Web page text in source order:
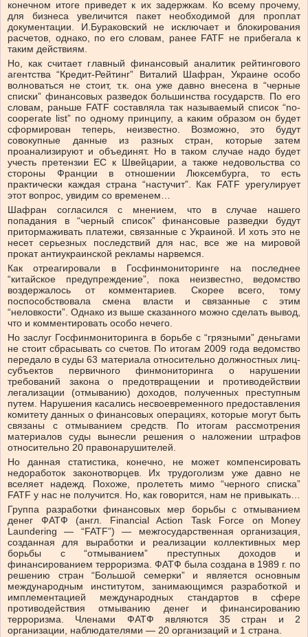
конечном итоге приведет к их задержкам. Ко всему прочему,
для бизнеса увеличится пакет необходимой для проплат
документации. И.Бураковский не исключает и блокирования
расчетов, однако, по его словам, ранее FATF не прибегала к
таким действиям.
Но, как считает главный финансовый аналитик рейтингового
агентства “Кредит-Рейтинг” Виталий Шафран, Украине особо
волноваться не стоит, т.к. она уже давно внесена в “черные
списки” финансовых разведок большинства государств. По его
словам, раньше FATF составляла так называемый список “no-
cooperate list” по одному принципу, а каким образом он будет
сформирован теперь, неизвестно. Возможно, это будут
совокупные данные из разных стран, которые затем
проанализируют и объединят. Но в таком случае надо будет
учесть претензии ЕС к Швейцарии, а также недовольства со
стороны Франции в отношении Люксембурга, то есть
практически каждая страна “настучит”. Как FATF урегулирует
этот вопрос, увидим со временем…
Шафран согласился с мнением, что в случае нашего
попадания в “черный список” финансовые разведки будут
притормаживать платежи, связанные с Украиной. И хоть это не
несет серьезных последствий для нас, все же на мировой
прокат антиукраинской рекламы нарвемся.
Как отреагировали в Госфинмониторинге на последнее
“китайское предупреждение”, пока неизвестно, ведомство
воздержалось от комментариев. Скорее всего, тому
поспособствовала смена власти и связанные с этим
“неловкости”. Однако из выше сказанного можно сделать вывод,
что и комментировать особо нечего.
Но заслуг Госфинмониторинга в борьбе с “грязными” деньгами
не стоит сбрасывать со счетов. По итогам 2009 года ведомство
передало в суды 63 материала относительно должностных лиц-
субъектов первичного финмониторинга о нарушении
требований закона о предотвращении и противодействии
легализации (отмыванию) доходов, полученных преступным
путем. Нарушения касались несвоевременного предоставления
комитету данных о финансовых операциях, которые могут быть
связаны с отмыванием средств. По итогам рассмотрения
материалов суды вынесли решения о наложении штрафов
относительно 20 правонарушителей.
Но данная статистика, конечно, не может компенсировать
недоработок законотворцев. Их трудоголизм уже давно не
вселяет надежд. Похоже, пролететь мимо “черного списка”
FATF у нас не получится. Но, как говорится, нам не привыкать…
Группа разработки финансовых мер борьбы с отмыванием
денег ФАТФ (англ. Financial Action Task Force on Money
Laundering — “FATF”) — межгосударственная организация,
созданная для выработки и реализации коллективных мер
борьбы с “отмыванием” преступных доходов и
финансированием терроризма. ФАТФ была создана в 1989 г. по
решению стран “Большой семерки” и является основным
международным институтом, занимающимся разработкой и
имплементацией международных стандартов в сфере
противодействия отмыванию денег и финансированию
терроризма. Членами ФАТФ являются 35 стран и 2
организации, наблюдателями — 20 организаций и 1 страна.